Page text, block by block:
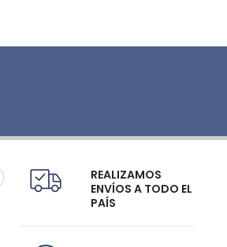
REALIZAMOS
ENVÍOS A TODO EL
PAÍS